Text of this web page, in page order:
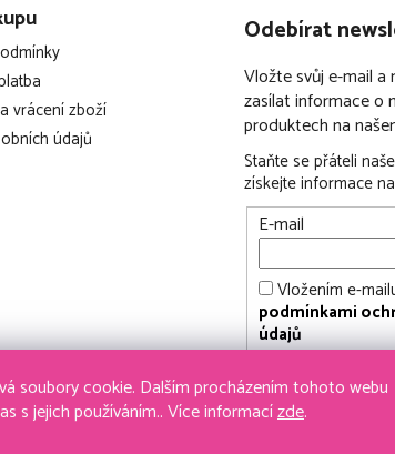
soubory cookie. Dalším procházením tohoto webu
s jejich používáním.. Více informacízde.
vrácení zboží
údajů
Odebírat
Vložte svůj e-mail a
zasílat informace o
produktech na
Staňte se přáteli
získejte informace
E-mail
Vložením e-
podmínkami
údajů
PŘIHLÁSIT SE